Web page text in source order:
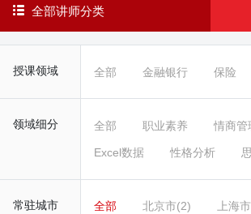
全部讲师分类
授课领域 全部 金融银行 保险
领域细分 全部 职业素养 情商管
Excel数据 性格分析
常驻城市 全部 北京市(2) 上海